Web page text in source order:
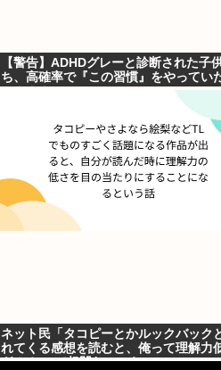
【警告】ADHDグレーと診断された子
ち、高確率で『この習慣』をやってい
ネット民「タコピーとかルックバック
れてくる感想を読むと、俺って理解力
ぎ！？ って超凹む。つらい」